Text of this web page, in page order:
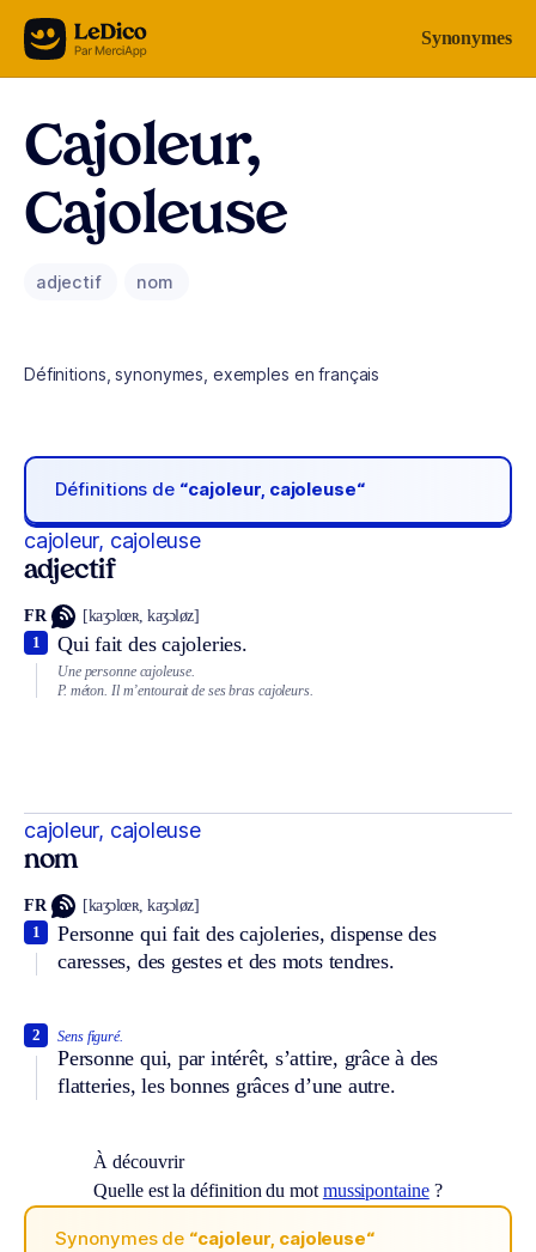
Aller au contenu Synonymes
Cajoleur,
Cajoleuse
adjectif nom
Définitions, synonymes, exemples en français
Définitions de “cajoleur, cajoleuse“
cajoleur, cajoleuse
adjectif
FR [kaʒɔlœʀ, kaʒɔløz]
Qui fait des cajoleries.
1
Une personne cajoleuse.
P. méton. Il m’entourait de ses bras cajoleurs.
cajoleur, cajoleuse
nom
FR [kaʒɔlœʀ, kaʒɔløz]
Personne qui fait des cajoleries, dispense des
caresses, des gestes et des mots tendres.
1
Sens figuré.
Personne qui, par intérêt, s’attire, grâce à des
flatteries, les bonnes grâces d’une autre.
2
À découvrir
Quelle est la définition du mot mussipontaine?
Synonymes de “cajoleur, cajoleuse“